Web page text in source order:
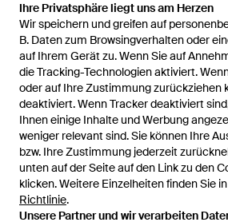
Ihre Privatsphäre liegt uns am Herzen
Wir speichern und greifen auf
B. Daten zum Browsingverhalten oder
auf Ihrem Gerät zu. Wenn Sie auf
die Tracking-Technologien aktiviert.
oder auf Ihre Zustimmung zurückziehen
deaktiviert. Wenn Tracker deaktiviert
Ihnen einige Inhalte und Werbung
weniger relevant sind. Sie können Ihre
bzw. Ihre Zustimmung jederzeit
unten auf der Seite auf den Link zu den
klicken. Weitere Einzelheiten finden Sie
Richtlinie.
Unsere Partner und wir verarbeiten
Ihre Privatsphäre liegt uns am Herzen
Wir speichern und greifen auf
B. Daten zum Browsingverhalten oder
auf Ihrem Gerät zu. Wenn Sie auf
die Tracking-Technologien aktiviert.
oder auf Ihre Zustimmung zurückziehen
deaktiviert. Wenn Tracker deaktiviert
Ihnen einige Inhalte und Werbung
weniger relevant sind. Sie können Ihre
bzw. Ihre Zustimmung jederzeit
unten auf der Seite auf den Link zu den
klicken. Weitere Einzelheiten finden Sie
Richtlinie.
Unsere Partner und wir verarbeiten
232 €137 €
Musium Div.
Jogginghose Mit Logo-Patch -
Schwarz
VonFARFETCH
SALE
93 €
Hose
Von